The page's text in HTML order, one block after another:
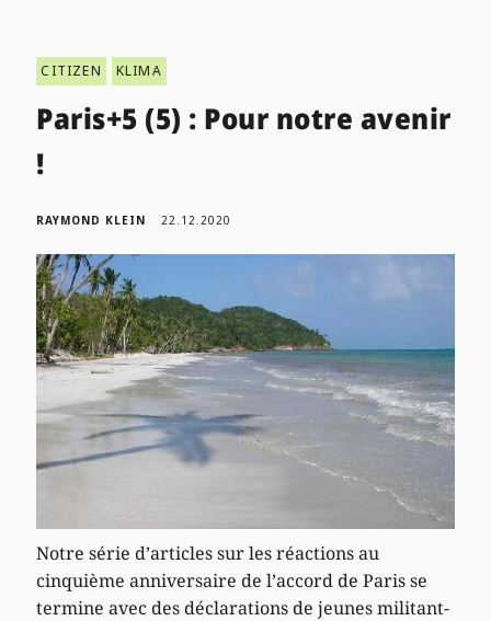
CITIZEN KLIMA
Paris+5 (5) : Pour notre avenir
!
RAYMOND KLEIN 22.12.2020
Notre série d’articles sur les réactions au
cinquième anniversaire de l’accord de Paris se
termine avec des déclarations de jeunes militant-